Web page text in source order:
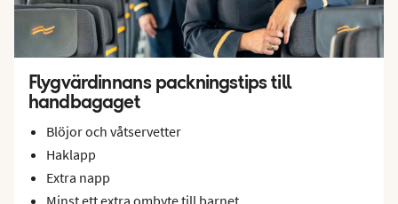
Flygvärdinnans packningstips till
handbagaget
Blöjor och våtservetter
Haklapp
Extra napp